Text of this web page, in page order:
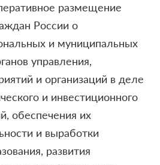
размещение
России о
и муниципальных
управления,
и организаций в деле
и инвестиционного
обеспечения их
и выработки
развития